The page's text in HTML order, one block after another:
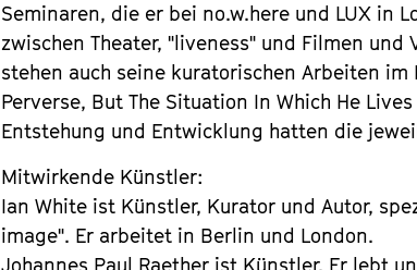
Seminaren, die er bei no.w.here und LUX in
zwischen Theater, "liveness" und Filmen
stehen auch seine kuratorischen Arbeiten im
Perverse, But The Situation In Which He
Entstehung und Entwicklung hatten die
Mitwirkende Künstler:
Ian White ist Künstler, Kurator und Autor,
image". Er arbeitet in Berlin und London.
Johannes Paul Raether ist Künstler. Er lebt